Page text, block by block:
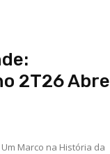
2T26 Abre
Marco na História da